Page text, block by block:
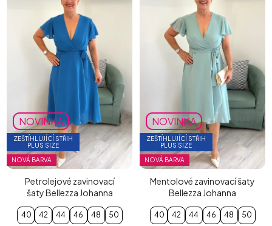
NOVINKA
ZEŠTÍHLUJÍCÍ STŘIH
PLUS SIZE
NOVÁ BARVA
Petrolejové zavinovací
šaty Bellezza Johanna
40 42 44 46 48 50
NOVINKA
ZEŠTÍHLUJÍCÍ STŘIH
PLUS SIZE
NOVÁ BARVA
Mentolové zavinovací šaty
Bellezza Johanna
40 42 44 46 48 50